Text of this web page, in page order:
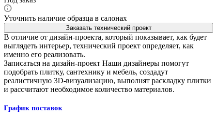
Уточнить наличие образца в салонах
Заказать технический проект
В отличие от дизайн-проекта, который показывает, как будет
выглядеть интерьер, технический проект определяет, как
именно его реализовать.
Записаться на дизайн-проект Наши дизайнеры помогут
подобрать плитку, сантехнику и мебель, создадут
реалистичную 3D-визуализацию, выполнят раскладку плитки
и рассчитают необходимое количество материалов.
График поставок